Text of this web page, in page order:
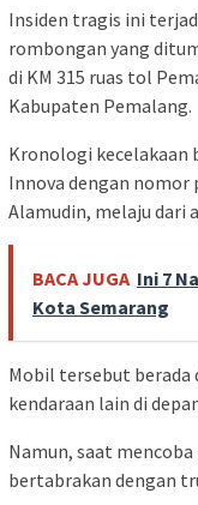
Insiden tragis ini
rombongan yang
di KM 315 ruas tol
Kabupaten Pemalang.
Kronologi kecelakaan
Innova dengan nomor
Alamudin, melaju dari
BACA JUGA Ini 7
Kota Semarang
Mobil tersebut berada
kendaraan lain di
Namun, saat
bertabrakan dengan